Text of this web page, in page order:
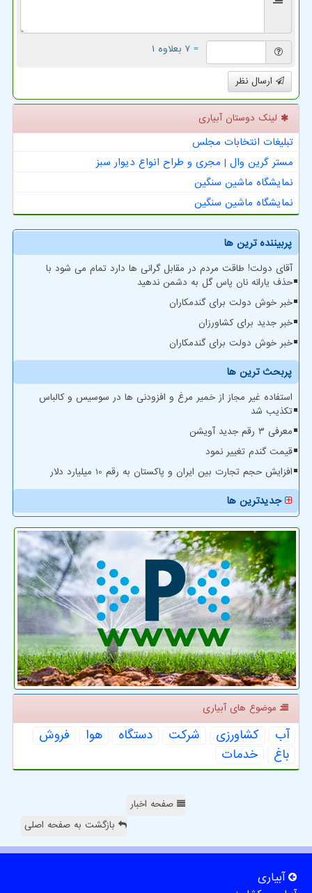
= ۷ بعلاوه ۱
ارسال نظر
لینک دوستان آبیاری
تبلیغات انتخابات مجلس
مستر گرین وال | مجری و طراح انواع دیوار سبز
نمایشگاه ماشین سنگین
نمایشگاه ماشین سنگین
پربیننده ترین ها
آقای دولت! طاقت مردم در مقابل گرانی ها دارد تمام می شود با
حذف یارانه نان پاس گل به دشمن ندهید
خبر خوش دولت برای گندمکاران
خبر جدید برای کشاورزان
خبر خوش دولت برای گندمکاران
پربحث ترین ها
استفاده غیر مجاز از خمیر مرغ و افزودنی ها در سوسیس و کالباس
تکذیب شد
معرفی ۳ رقم جدید آویشن
قیمت گندم تغییر نمود
افزایش حجم تجارت بین ایران و پاکستان به رقم 10 میلیارد دلار
جدیدترین ها
موضوع های آبیاری
آب كشاورزی شركت دستگاه هوا
فروش
باغ
خدمات
صفحه اخبار
بازگشت به صفحه اصلی
آبیاری